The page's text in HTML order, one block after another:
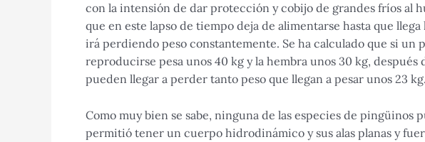
con la intensión de dar protección y cobijo de grandes fríos al
que en este lapso de tiempo deja de alimentarse hasta que
irá perdiendo peso constantemente. Se ha calculado que si un
reproducirse pesa unos 40 kg y la hembra unos 30 kg, después
pueden llegar a perder tanto peso que llegan a pesar unos 23 kg.
Como muy bien se sabe, ninguna de las especies de pingüinos
permitió tener un cuerpo hidrodinámico y sus alas planas y